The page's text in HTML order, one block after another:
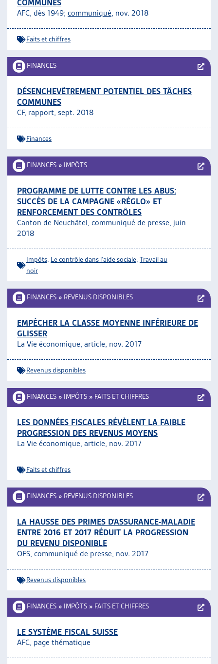
COMMUNES
AFC, dès 1949; communiqué, nov. 2018
Faits et chiffres
FINANCES
DÉSENCHEVÊTREMENT POTENTIEL DES TÂCHES
COMMUNES
CF, rapport, sept. 2018
Finances
FINANCES » IMPÔTS
PROGRAMME DE LUTTE CONTRE LES ABUS:
SUCCÈS DE LA CAMPAGNE «RÉGLO» ET
RENFORCEMENT DES CONTRÔLES
Canton de Neuchâtel, communiqué de presse, juin
2018
Impôts Le contrôle dans l'aide sociale Travail au
noir
FINANCES » REVENUS DISPONIBLES
EMPÊCHER LA CLASSE MOYENNE INFÉRIEURE DE
GLISSER
La Vie économique, article, nov. 2017
Revenus disponibles
FINANCES » IMPÔTS » FAITS ET CHIFFRES
LES DONNÉES FISCALES RÉVÈLENT LA FAIBLE
PROGRESSION DES REVENUS MOYENS
La Vie économique, article, nov. 2017
Faits et chiffres
FINANCES » REVENUS DISPONIBLES
LA HAUSSE DES PRIMES D’ASSURANCE-MALADIE
ENTRE 2016 ET 2017 RÉDUIT LA PROGRESSION
DU REVENU DISPONIBLE
OFS, communiqué de presse, nov. 2017
Revenus disponibles
FINANCES » IMPÔTS » FAITS ET CHIFFRES
LE SYSTÈME FISCAL SUISSE
AFC, page thématique